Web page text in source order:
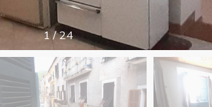
1 / 24